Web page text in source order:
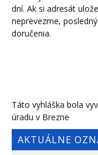
dní. Ak si adresát
neprevezme,
doručenia.
Táto vyhláška bola
úradu v Brezne
AKTUÁLNE